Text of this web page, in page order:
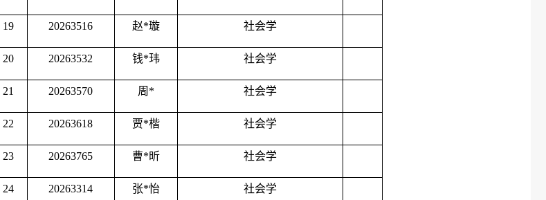
19 20263516 赵*璇 社会学
20 20263532 钱*玮 社会学
21 20263570 周 * 社会学
22 20263618 贾*楷 社会学
23 20263765 曹*昕 社会学
24 20263314 张*怡 社会学